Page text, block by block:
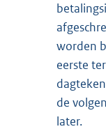
worden
eerste
de
later.